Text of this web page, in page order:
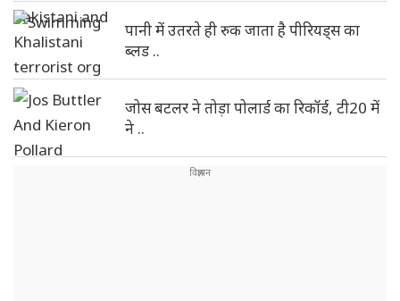
पानी में उतरते ही रुक जाता है पीरियड्स का
ब्लड ..
जोस बटलर ने तोड़ा पोलार्ड का रिकॉर्ड, टी20 में
ने ..